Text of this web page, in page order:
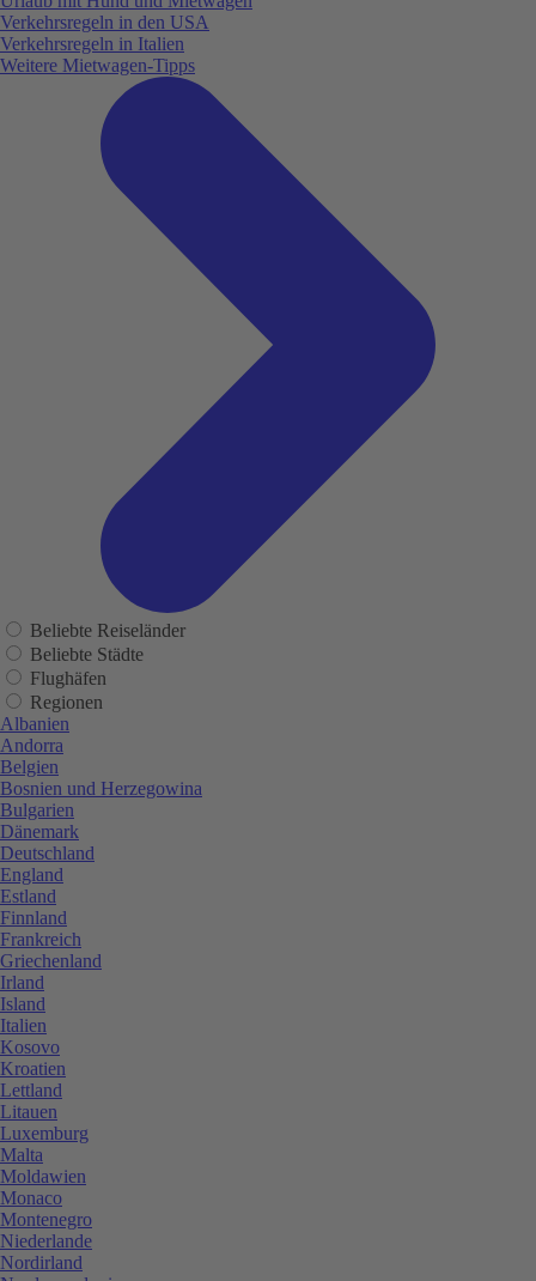
Verkehrsregeln in den USA
Verkehrsregeln in Italien
Weitere Mietwagen-Tipps
Beliebte Reiseländer
Beliebte Städte
Flughäfen
Regionen
Albanien
Andorra
Belgien
Bosnien und Herzegowina
Bulgarien
Dänemark
Deutschland
England
Estland
Finnland
Frankreich
Griechenland
Irland
Island
Italien
Kosovo
Kroatien
Lettland
Litauen
Luxemburg
Malta
Moldawien
Monaco
Montenegro
Niederlande
Nordirland